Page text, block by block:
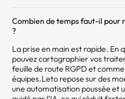
Combien de temps faut-il pour
?
La prise en main est rapide. En
pouvez cartographier vos
feuille de route RGPD et
équipes.Leto repose sur des
une automatisation poussée et